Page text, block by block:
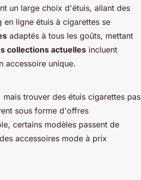
un large choix d'étuis, allant des
ligne étuis à cigarettes se
adaptés à tous les goûts, mettant
collections actuelles incluent
accessoire unique.
trouver des étuis cigarettes pas
sous forme d'offres
certains modèles passent de
accessoires mode à prix